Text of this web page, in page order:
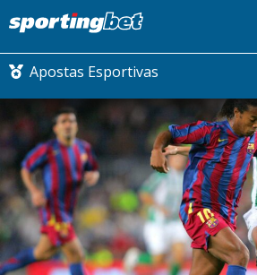
Apostas Esportivas
CONMEBOL LIBERTADORES
FUTEBOL NACIONAL
FUTEBOL INTERNACIONAL